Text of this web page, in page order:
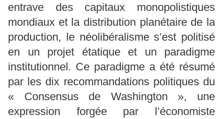
entrave des capitaux monopolistiques
mondiaux et la distribution planétaire de la
production, le néolibéralisme s’est politisé
en un projet étatique et un paradigme
institutionnel. Ce paradigme a été résumé
par les dix recommandations politiques du
« Consensus de Washington », une
expression forgée par l’économiste